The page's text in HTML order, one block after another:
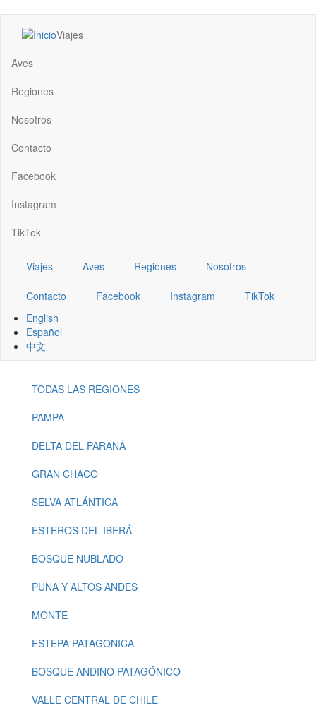
principal
Main
navigation
Viajes
Aves
Regiones
Nosotros
Contacto
Facebook
Instagram
TikTok
Viajes Aves Regiones Nosotros
Contacto Facebook Instagram
TikTok
English
Español
中文
Menu
Regions
TODAS LAS REGIONES
PAMPA
DELTA DEL PARANÁ
GRAN CHACO
SELVA ATLÁNTICA
ESTEROS DEL IBERÁ
BOSQUE NUBLADO
PUNA Y ALTOS ANDES
MONTE
ESTEPA PATAGONICA
BOSQUE ANDINO PATAGÓNICO
VALLE CENTRAL DE CHILE